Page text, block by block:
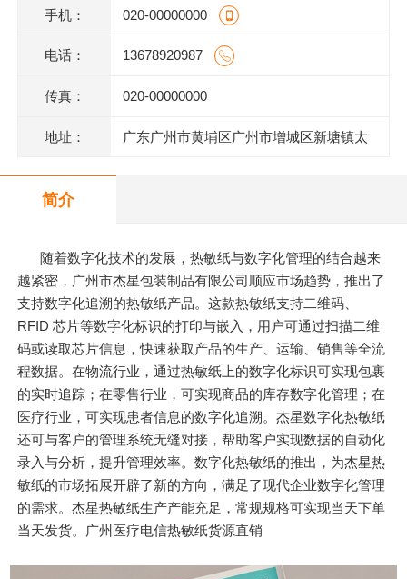
手机： 020-00000000
电话： 13678920987
传真： 020-00000000
地址： 广东广州市黄埔区广州市增城区新塘镇太
简介
随着数字化技术的发展，热敏纸与数字化管理的结合越来
越紧密，广州市杰星包装制品有限公司顺应市场趋势，推出了
支持数字化追溯的热敏纸产品。这款热敏纸支持二维码、
RFID 芯片等数字化标识的打印与嵌入，用户可通过扫描二维
码或读取芯片信息，快速获取产品的生产、运输、销售等全流
程数据。在物流行业，通过热敏纸上的数字化标识可实现包裹
的实时追踪；在零售行业，可实现商品的库存数字化管理；在
医疗行业，可实现患者信息的数字化追溯。杰星数字化热敏纸
还可与客户的管理系统无缝对接，帮助客户实现数据的自动化
录入与分析，提升管理效率。数字化热敏纸的推出，为杰星热
敏纸的市场拓展开辟了新的方向，满足了现代企业数字化管理
的需求。杰星热敏纸生产产能充足，常规规格可实现当天下单
当天发货。广州医疗电信热敏纸货源直销